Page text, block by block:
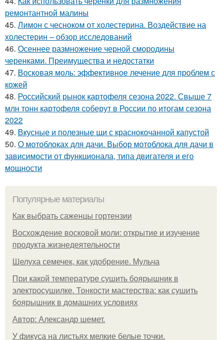
ремонтантной малины
45. Лимон с чесноком от холестерина. Воздействие на
холестерин – обзор исследований
46. Осеннее размножение черной смородины
черенками. Преимущества и недостатки
47. Восковая моль: эффективное лечение для проблем с
кожей
48. Российский рынок картофеля сезона 2022. Свыше 7
млн тонн картофеля соберут в России по итогам сезона
2022
49. Вкусные и полезные щи с краснокочанной капустой
50. О мотоблоках для дачи. Выбор мотоблока для дачи в
зависимости от функционала, типа двигателя и его
мощности
Популярные материалы
Как выбрать саженцы гортензии
Восхождение восковой моли: открытие и изучение
продукта жизнедеятельности
Шелуха семечек, как удобрение. Мульча
При какой температуре сушить боярышник в
электросушилке. Тонкости мастерства: как сушить
боярышник в домашних условиях
Автор: Александр шемет.
У фикуса на листьях мелкие белые точки.